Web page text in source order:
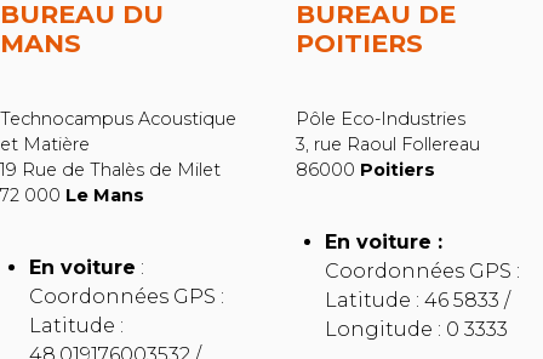
BUREAU DU
MANS
Technocampus Acoustique
et Matière
19 Rue de Thalès de Milet
72 000 Le Mans
En voiture :
Coordonnées GPS :
Latitude :
BUREAU DE
POITIERS
Pôle Eco-Industries
3, rue Raoul Follereau
86000 Poitiers
En voiture :
Coordonnées GPS :
Latitude : 46 5833 /
Longitude : 0 3333